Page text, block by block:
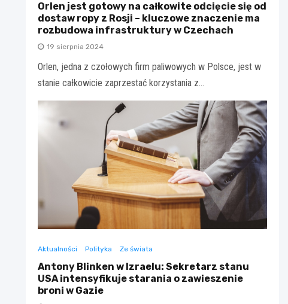
Orlen jest gotowy na całkowite odcięcie się od
dostaw ropy z Rosji – kluczowe znaczenie ma
rozbudowa infrastruktury w Czechach
19 sierpnia 2024
Orlen, jedna z czołowych firm paliwowych w Polsce, jest w
stanie całkowicie zaprzestać korzystania z…
Aktualności Polityka Ze świata
Antony Blinken w Izraelu: Sekretarz stanu
USA intensyfikuje starania o zawieszenie
broni w Gazie